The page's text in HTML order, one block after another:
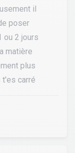
il
poser
ou 2 jours
matière
plus
t'es carré